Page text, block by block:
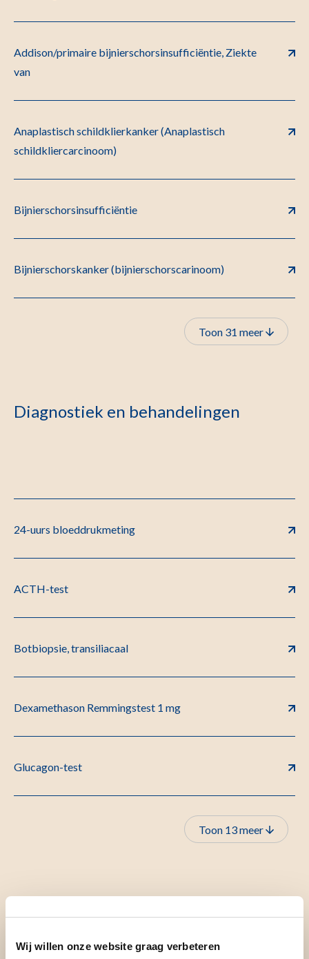
Wij willen onze website graag verbeteren
Addison/primaire bijnierschorsinsufficiëntie, Ziekte
van
Anaplastisch schildklierkanker (Anaplastisch
schildkliercarcinoom)
Bijnierschorsinsufficiëntie
Bijnierschorskanker (bijnierschorscarinoom)
Toon 31 meer
Diagnostiek en behandelingen
24-uurs bloeddrukmeting
ACTH-test
Botbiopsie, transiliacaal
Dexamethason Remmingstest 1 mg
Glucagon-test
Toon 13 meer